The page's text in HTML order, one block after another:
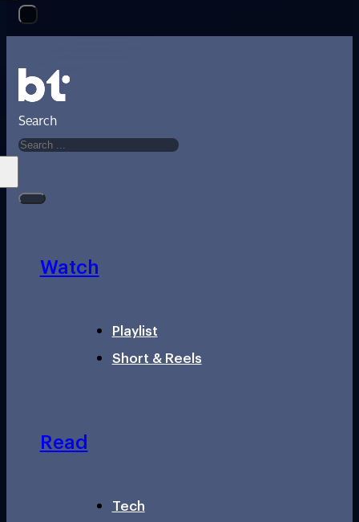
Search
Watch
Playlist
Short & Reels
Read
Tech